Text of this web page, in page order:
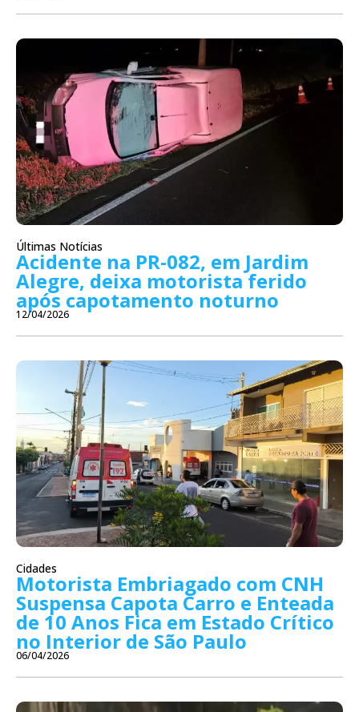
Últimas Notícias
Acidente na PR-082, em Jardim
Alegre, deixa motorista ferido
após capotamento noturno
12/04/2026
Cidades
Motorista Embriagado com CNH
Suspensa Capota Carro e Enteada
de 10 Anos Fica em Estado Crítico
no Interior de São Paulo
06/04/2026